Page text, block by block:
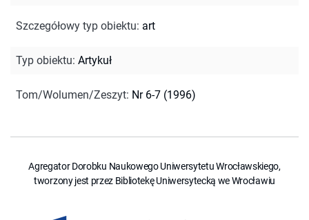
Szczegółowy typ obiektu: art
Typ obiektu: Artykuł
Tom/Wolumen/Zeszyt: Nr 6-7 (1996)
Agregator Dorobku Naukowego Uniwersytetu Wrocławskiego,
tworzony jest przez Bibliotekę Uniwersytecką we Wrocławiu